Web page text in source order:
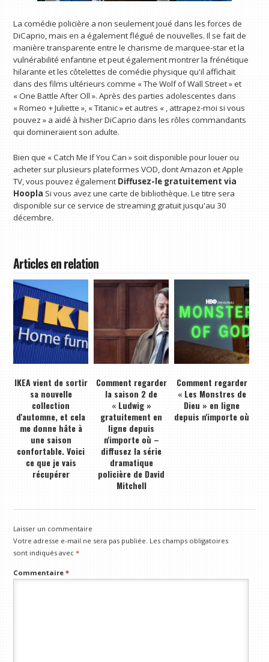
La comédie policière a non seulement joué dans les forces de
DiCaprio, mais en a également flégué de nouvelles. Il se fait de
manière transparente entre le charisme de marquee-star et la
vulnérabilité enfantine et peut également montrer la frénétique
hilarante et les côtelettes de comédie physique qu'il affichait
dans des films ultérieurs comme « The Wolf of Wall Street » et
« One Battle After Oll ». Après des parties adolescentes dans
« Romeo + Juliette », « Titanic » et autres « , attrapez-moi si vous
pouvez » a aidé à hisher DiCaprio dans les rôles commandants
qui domineraient son adulte.
Bien que « Catch Me If You Can » soit disponible pour louer ou
acheter sur plusieurs plateformes VOD, dont Amazon et Apple
TV, vous pouvez également Diffusez-le gratuitement via
Hoopla Si vous avez une carte de bibliothèque. Le titre sera
disponible sur ce service de streaming gratuit jusqu'au 30
décembre.
Articles en relation
IKEA vient de sortir
sa nouvelle
collection
d'automne, et cela
me donne hâte à
une saison
confortable. Voici
ce que je vais
récupérer
Comment regarder
la saison 2 de
« Ludwig »
gratuitement en
ligne depuis
n'importe où –
diffusez la série
dramatique
policière de David
Mitchell
Comment regarder
« Les Monstres de
Dieu » en ligne
depuis n'importe où
Laisser un commentaire
Votre adresse e-mail ne sera pas publiée. Les champs obligatoires
sont indiqués avec*
Commentaire*